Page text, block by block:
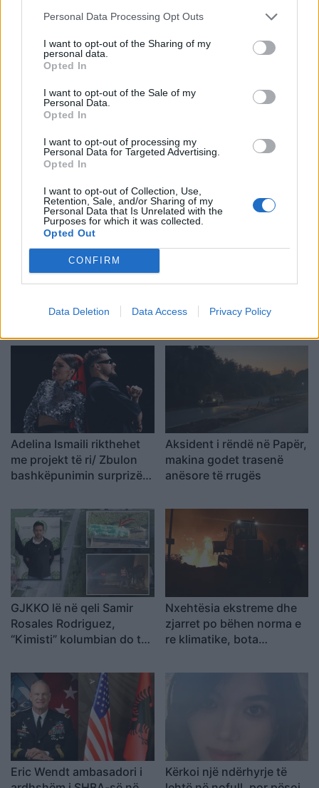
Personal Data Processing Opt Outs
I want to opt-out of the Sharing of my
personal data.
Opted In
I want to opt-out of the Sale of my
Personal Data.
Opted In
I want to opt-out of processing my
Personal Data for Targeted Advertising.
Opted In
I want to opt-out of Collection, Use,
Retention, Sale, and/or Sharing of my
Personal Data that Is Unrelated with the
Purposes for which it was collected.
Opted Out
CONFIRM
Data Deletion Data Access Privacy Policy
Tags:
më e shtrenjta në Europë Shqiperi
shtrejtesi ,
Rusia goditet nga një
ukrainas, përfshihet nga
plagosen 5 persona
Je mysafir, kthehu në
me origjinë shqiptare
pas paralajmërimit për
rikthimin e ideologjisë së
Adelina Ismaili rikthehet
me projekt të ri/ Zbulon
bashkëpunimin surprizë
Aksident i rëndë në Papër,
makina godet trasenë
anësore të rrugës
GJKKO lë në qeli Samir
Rosales Rodriguez,
“Kimisti” kolumbian do të
laboratorin e Frakullës
Nxehtësia ekstreme dhe
zjarret po bëhen norma e
re klimatike, bota
Eric Wendt ambasadori i
Kërkoi një ndërhyrje të